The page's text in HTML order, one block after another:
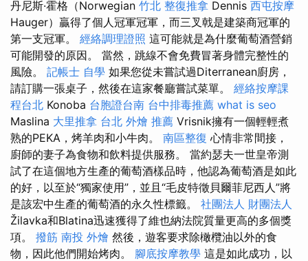
丹尼斯·霍格（Norwegian 竹北 整復推拿 Dennis 西屯按摩
Hauger）贏得了個人冠軍冠軍，而三叉戟是建築商冠軍的
第一支冠軍。 經絡調理證照 這可能就是為什麼葡萄酒營銷
可能開發的原因。 當然，跳線不會免費冒著身體完整性的
風險。 記帳士 自學 如果您從未嘗試過Diterranean廚房，
請訂購一張桌子，然後在這家餐廳嘗試菜單。 經絡按摩課
程台北 Konoba 台胞證台南 台中排毒推薦 what is seo
Maslina 大里推拿 台北 外燴 推薦 Vrisnik擁有一個輕輕煮
熟的PEKA，烤羊肉和小牛肉。 南區整復 心情非常間接，
廚師的妻子為食物和飲料提供服務。 當約瑟夫一世皇帝測
試了在這個地方生產的葡萄酒樣品時，他認為葡萄酒是如此
的好，以至於“獨家使用”，並且“毛皮特徵貝爾菲尼西人”將
是該宏中生產的葡萄酒的永久性標籤。 社團法人 財團法人
Žilavka和Blatina迅速獲得了維也納法院質量更高的多個獎
項。 撥筋 南投 外燴 然後，遊客要求除橄欖油以外的食
物，因此他們開始烤肉。 腳底按摩教學 這是如此成功，以